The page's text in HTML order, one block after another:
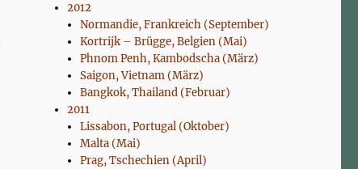
2012
Normandie, Frankreich (September)
Kortrijk – Brügge, Belgien (Mai)
Phnom Penh, Kambodscha (März)
Saigon, Vietnam (März)
Bangkok, Thailand (Februar)
2011
Lissabon, Portugal (Oktober)
Malta (Mai)
Prag, Tschechien (April)